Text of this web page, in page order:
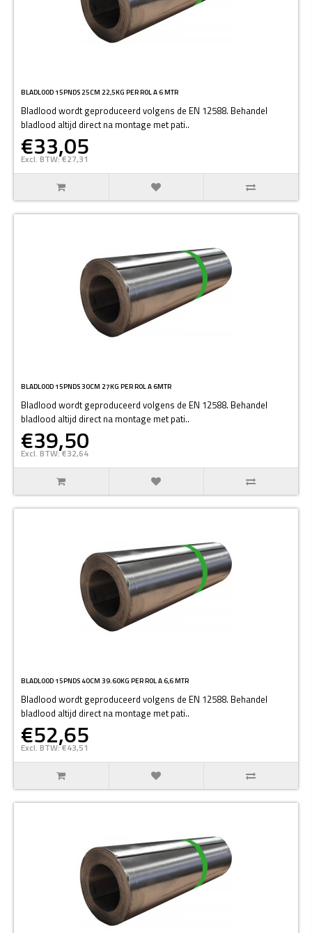
BLADLOOD 15PNDS 25CM 22,5KG PER ROL A 6 MTR
Bladlood wordt geproduceerd volgens de EN 12588. Behandel
bladlood altijd direct na montage met pati..
€33,05
Excl. BTW: €27,31
BLADLOOD 15PNDS 30CM 27KG PER ROL A 6MTR
Bladlood wordt geproduceerd volgens de EN 12588. Behandel
bladlood altijd direct na montage met pati..
€39,50
Excl. BTW: €32,64
BLADLOOD 15PNDS 40CM 39.60KG PER ROL A 6,6 MTR
Bladlood wordt geproduceerd volgens de EN 12588. Behandel
bladlood altijd direct na montage met pati..
€52,65
Excl. BTW: €43,51